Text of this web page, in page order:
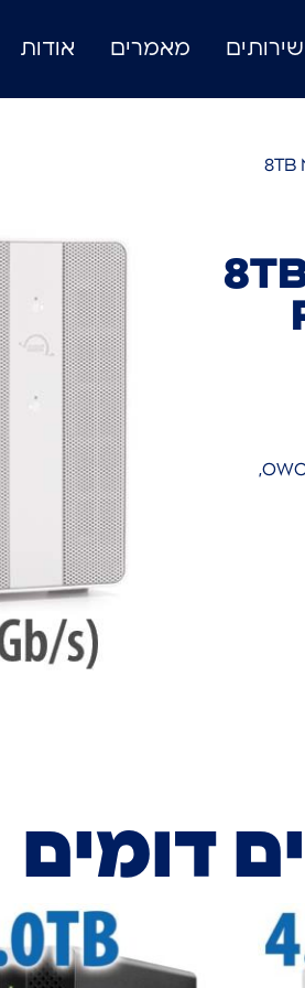
שירותים מאמרים אודות
/
מוצר מבית OWC — USB. מוצר איכותי המיוצר על ידי OWC (Other World Computing),
דומים